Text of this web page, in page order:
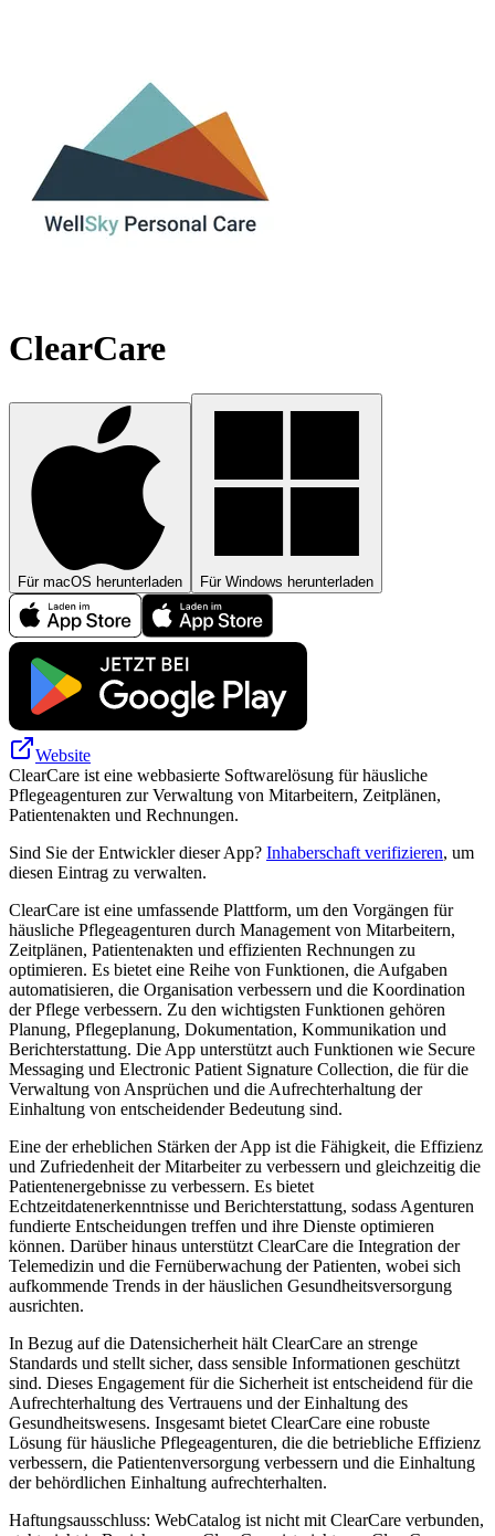
ClearCare
Für macOS herunterladen Für Windows herunterladen
Website
ClearCare ist eine webbasierte Softwarelösung für häusliche
Pflegeagenturen zur Verwaltung von Mitarbeitern, Zeitplänen,
Patientenakten und Rechnungen.
Sind Sie der Entwickler dieser App? Inhaberschaft verifizieren, um
diesen Eintrag zu verwalten.
ClearCare ist eine umfassende Plattform, um den Vorgängen für
häusliche Pflegeagenturen durch Management von Mitarbeitern,
Zeitplänen, Patientenakten und effizienten Rechnungen zu
optimieren. Es bietet eine Reihe von Funktionen, die Aufgaben
automatisieren, die Organisation verbessern und die Koordination
der Pflege verbessern. Zu den wichtigsten Funktionen gehören
Planung, Pflegeplanung, Dokumentation, Kommunikation und
Berichterstattung. Die App unterstützt auch Funktionen wie Secure
Messaging und Electronic Patient Signature Collection, die für die
Verwaltung von Ansprüchen und die Aufrechterhaltung der
Einhaltung von entscheidender Bedeutung sind.
Eine der erheblichen Stärken der App ist die Fähigkeit, die Effizienz
und Zufriedenheit der Mitarbeiter zu verbessern und gleichzeitig die
Patientenergebnisse zu verbessern. Es bietet
Echtzeitdatenerkenntnisse und Berichterstattung, sodass Agenturen
fundierte Entscheidungen treffen und ihre Dienste optimieren
können. Darüber hinaus unterstützt ClearCare die Integration der
Telemedizin und die Fernüberwachung der Patienten, wobei sich
aufkommende Trends in der häuslichen Gesundheitsversorgung
ausrichten.
In Bezug auf die Datensicherheit hält ClearCare an strenge
Standards und stellt sicher, dass sensible Informationen geschützt
sind. Dieses Engagement für die Sicherheit ist entscheidend für die
Aufrechterhaltung des Vertrauens und der Einhaltung des
Gesundheitswesens. Insgesamt bietet ClearCare eine robuste
Lösung für häusliche Pflegeagenturen, die die betriebliche Effizienz
verbessern, die Patientenversorgung verbessern und die Einhaltung
der behördlichen Einhaltung aufrechterhalten.
Haftungsausschluss: WebCatalog ist nicht mit ClearCare verbunden,